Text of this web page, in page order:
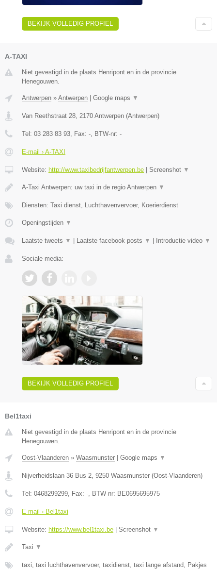
BEKIJK VOLLEDIG PROFIEL
A-TAXI
Niet gevestigd in de plaats Henripont en in de provincie
Henegouwen.
Antwerpen » Antwerpen Google maps ▼
Van Reethstraat 28, 2170 Antwerpen (Antwerpen)
Tel: 03 283 83 93, Fax: -, BTW-nr: -
E-mail › A-TAXI
Website: http://www.taxibedrijfantwerpen.be Screenshot ▼
A-Taxi Antwerpen: uw taxi in de regio Antwerpen ▼
Diensten: Taxi dienst, Luchthavenvervoer, Koerierdienst
Openingstijden ▼
Laatste tweets ▼ Laatste facebook posts ▼ Introductie video ▼
Sociale media:
BEKIJK VOLLEDIG PROFIEL
Bel1taxi
Niet gevestigd in de plaats Henripont en in de provincie
Henegouwen.
Oost-Vlaanderen » Waasmunster Google maps ▼
Nijverheidslaan 36 Bus 2, 9250 Waasmunster (Oost-Vlaanderen)
Tel: 0468299299, Fax: -, BTW-nr: BE0695695975
E-mail › Bel1taxi
Website: https://www.bel1taxi.be Screenshot ▼
Taxi ▼
taxi, taxi luchthavenvervoer, taxidienst, taxi lange afstand, Pakjes